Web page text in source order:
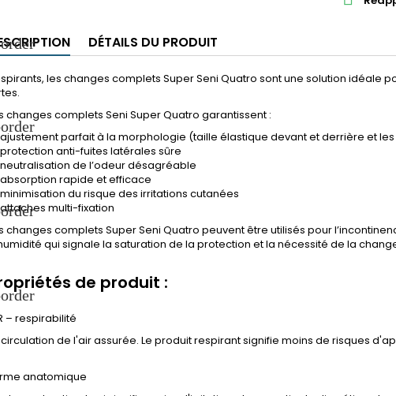
DÉTAILS DU PRODUIT
les changes complets Super Seni Quatro sont une solution idéale
changes complets Seni Super Quatro garantissent :
ajustement parfait à la morphologie (taille élastique devant et derrière et
protection anti-fuites latérales sûre
neutralisation de l’odeur désagréable
absorption rapide et efficace
minimisation du risque des irritations cutanées
attaches multi-fixation
changes complets Super Seni Quatro peuvent être utilisés pour
qui signale la saturation de la protection et la nécessité de la
de produit :
– respirabilité
circulation de l'air assurée. Le produit respirant signifie moins de risques
anatomique